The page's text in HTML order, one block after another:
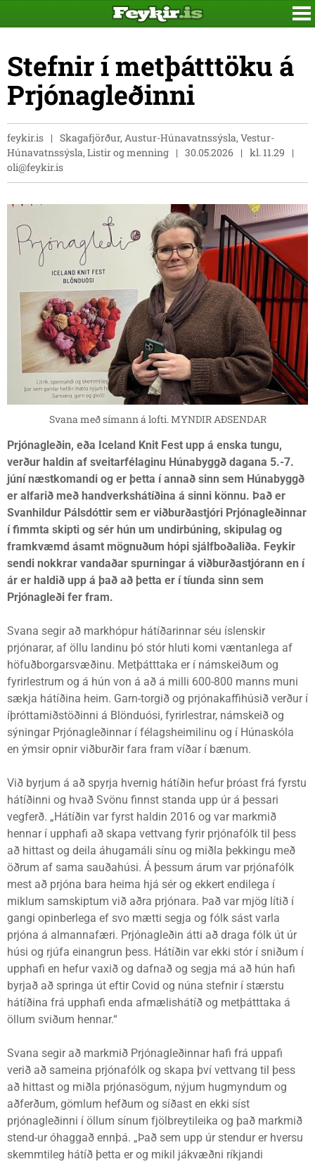
Stefnir í metþátttöku á
Prjónagleðinni
feykir.is
Skagafjörður, Austur-Húnavatnssýsla, Vestur-
Húnavatnssýsla, Listir og menning
30.05.2026
kl. 11.29
oli@feykir.is
Svana með símann á lofti. MYNDIR AÐSENDAR
Prjónagleðin, eða Iceland Knit Fest upp á enska tungu,
verður haldin af sveitarfélaginu Húnabyggð dagana 5.-7.
júní næstkomandi og er þetta í annað sinn sem Húnabyggð
er alfarið með handverkshátíðina á sinni könnu. Það er
Svanhildur Pálsdóttir sem er viðburðastjóri Prjónagleðinnar
í fimmta skipti og sér hún um undirbúning, skipulag og
framkvæmd ásamt mögnuðum hópi sjálfboðaliða. Feykir
sendi nokkrar vandaðar spurningar á viðburðastjórann en í
ár er haldið upp á það að þetta er í tíunda sinn sem
Prjónagleði fer fram.
Svana segir að markhópur hátíðarinnar séu íslenskir
prjónarar, af öllu landinu þó stór hluti komi væntanlega af
höfuðborgarsvæðinu. Metþátttaka er í námskeiðum og
fyrirlestrum og á hún von á að á milli 600-800 manns muni
sækja hátíðina heim. Garn-torgið og prjónakaffihúsið verður í
íþróttamiðstöðinni á Blönduósi, fyrirlestrar, námskeið og
sýningar Prjónagleðinnar í félagsheimilinu og í Húnaskóla
en ýmsir opnir viðburðir fara fram víðar í bænum.
Við byrjum á að spyrja hvernig hátíðin hefur þróast frá fyrstu
hátíðinni og hvað Svönu finnst standa upp úr á þessari
vegferð. „Hátíðin var fyrst haldin 2016 og var markmið
hennar í upphafi að skapa vettvang fyrir prjónafólk til þess
að hittast og deila áhugamáli sínu og miðla þekkingu með
öðrum af sama sauðahúsi. Á þessum árum var prjónafólk
mest að prjóna bara heima hjá sér og ekkert endilega í
miklum samskiptum við aðra prjónara. Það var mjög lítið í
gangi opinberlega ef svo mætti segja og fólk sást varla
prjóna á almannafæri. Prjónagleðin átti að draga fólk út úr
húsi og rjúfa einangrun þess. Hátíðin var ekki stór í sniðum í
upphafi en hefur vaxið og dafnað og segja má að hún hafi
byrjað að springa út eftir Covid og núna stefnir í stærstu
hátíðina frá upphafi enda afmælishátíð og metþátttaka á
öllum sviðum hennar.“
Svana segir að markmið Prjónagleðinnar hafi frá uppafi
verið að sameina prjónafólk og skapa því vettvang til þess
að hittast og miðla prjónasögum, nýjum hugmyndum og
aðferðum, gömlum hefðum og síðast en ekki síst
prjónagleðinni í öllum sínum fjölbreytileika og það markmið
stend-ur óhaggað ennþá. „Það sem upp úr stendur er hversu
skemmtileg hátíð þetta er og mikil jákvæðni ríkjandi